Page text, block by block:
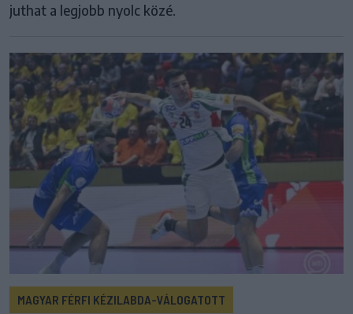
juthat a legjobb nyolc közé.
MAGYAR FÉRFI KÉZILABDA-VÁLOGATOTT